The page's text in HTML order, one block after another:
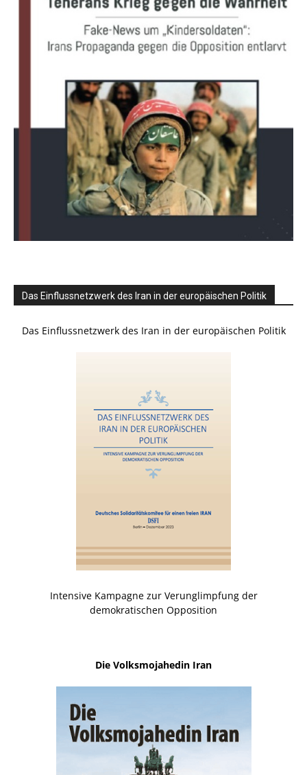
Das Einflussnetzwerk des Iran in der europäischen Politik
Das Einflussnetzwerk des Iran in der europäischen Politik
Intensive Kampagne zur Verunglimpfung der
demokratischen Opposition
Die Volksmojahedin Iran